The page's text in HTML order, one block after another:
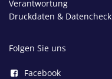
Verantwortung
Druckdaten & Datencheck
Folgen Sie uns
Facebook